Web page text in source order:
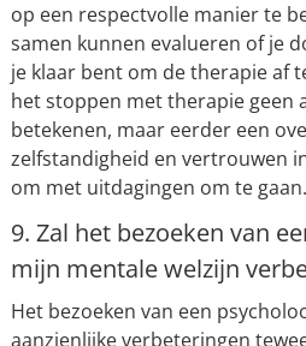
op een respectvolle manier te
samen kunnen evalueren of je
je klaar bent om de therapie af
het stoppen met therapie geen
betekenen, maar eerder een
zelfstandigheid en vertrouwen
om met uitdagingen om te gaan.
9. Zal het bezoeken van
mijn mentale welzijn
Het bezoeken van een
aanzienlijke verbeteringen